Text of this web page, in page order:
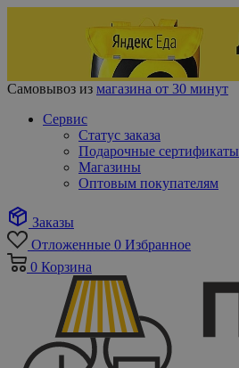
Самовывоз из магазина от 30 минут
Сервис
Статус заказа
Подарочные сертификаты
Магазины
Оптовым покупателям
Заказы
Отложенные 0 Избранное
0 Корзина